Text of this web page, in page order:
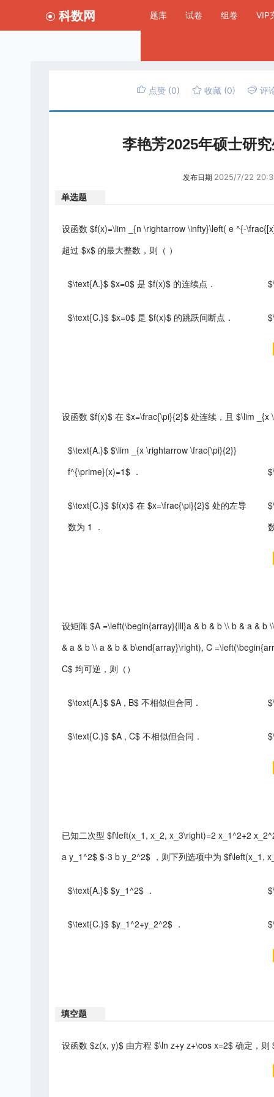
科数网 题库 试卷 组卷 VIP
点赞 (0) 收藏 (0) 评
李艳芳2025年硕士研
发布日期 2025/7/22
单选题
设函数 $f(x)=\lim _{n \rightarrow \infty}\left( e ^{-
超过 $x$ 的最大整数，则（ ）
$\text{A.}$ $x=0$ 是 $f(x)$ 的连续点．
$\text{C.}$ $x=0$ 是 $f(x)$ 的跳跃间断点．
设函数 $f(x)$ 在 $x=\frac{\pi}{2}$ 处连续，且 $\lim
$\text{A.}$ $\lim _{x \rightarrow \frac{\pi}{2}}
f^{\prime}(x)=1$ ．
$\text{C.}$ $f(x)$ 在 $x=\frac{\pi}{2}$ 处的左导
数为 1 ．
设矩阵 $A =\left(\begin{array}{lll}a & b & b \\ b & a &
& a & b \\ a & b & b\end{array}\right), C
C$ 均可逆，则（）
$\text{A.}$ $A , B$ 不相似但合同．
$\text{C.}$ $A , C$ 不相似但合同．
已知二次型 $f\left(x_1, x_2, x_3\right)=2 x_1^2+2
a y_1^2$ $-3 b y_2^2$ ，则下列选项中为 $f\left(x_1,
$\text{A.}$ $y_1^2$ ．
$\text{C.}$ $y_1^2+y_2^2$ ．
填空题
设函数 $z(x, y)$ 由方程 $\ln z+y z+\cos x=2$ 确定，